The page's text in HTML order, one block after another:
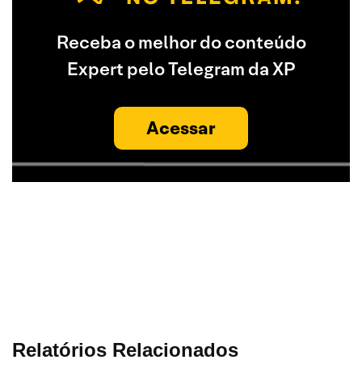
Receba o melhor do conteúdo
Expert pelo Telegram da XP
Acessar
Relatórios Relacionados